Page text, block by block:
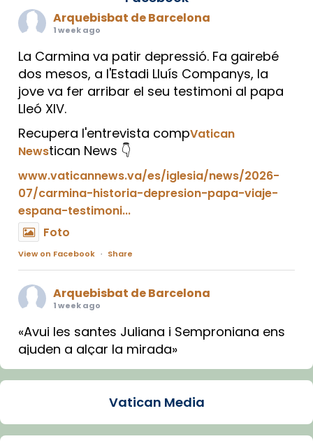
Arquebisbat de Barcelona
1 week ago
La Carmina va patir depressió. Fa gairebé
dos mesos, a l'Estadi Lluís Companys, la
jove va fer arribar el seu testimoni al papa
Lleó XIV.
Recupera l'entrevista compVatican
Newstican News 👇
www.vaticannews.va/es/iglesia/news/2026-
07/carmina-historia-depresion-papa-viaje-
espana-testimoni...
Foto
View on Facebook · Share
Arquebisbat de Barcelona
1 week ago
«Avui les santes Juliana i Semproniana ens
ajuden a alçar la mirada»
Mons. Sergi Gordo, bisbe de Tortosa, ha
Santes de Mataró.
🔗tinyurl.com/cvu5jmbk
Vatican Media